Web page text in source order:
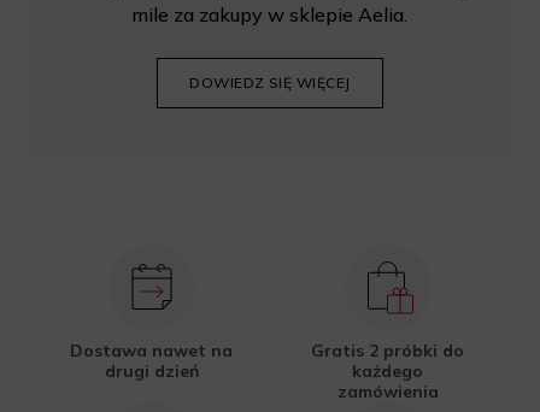
mile za zakupy w sklepie Aelia.
DOWIEDZ SIĘ WIĘCEJ
Dostawa nawet na
drugi dzień
Gratis 2 próbki do
każdego
zamówienia